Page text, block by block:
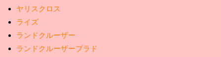
ヤリスクロス
ライズ
ランドクルーザー
ランドクルーザープラド